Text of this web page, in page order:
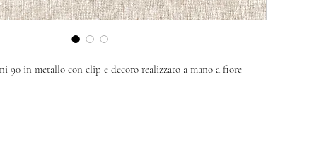
90 in metallo con clip e decoro realizzato a mano a fiore